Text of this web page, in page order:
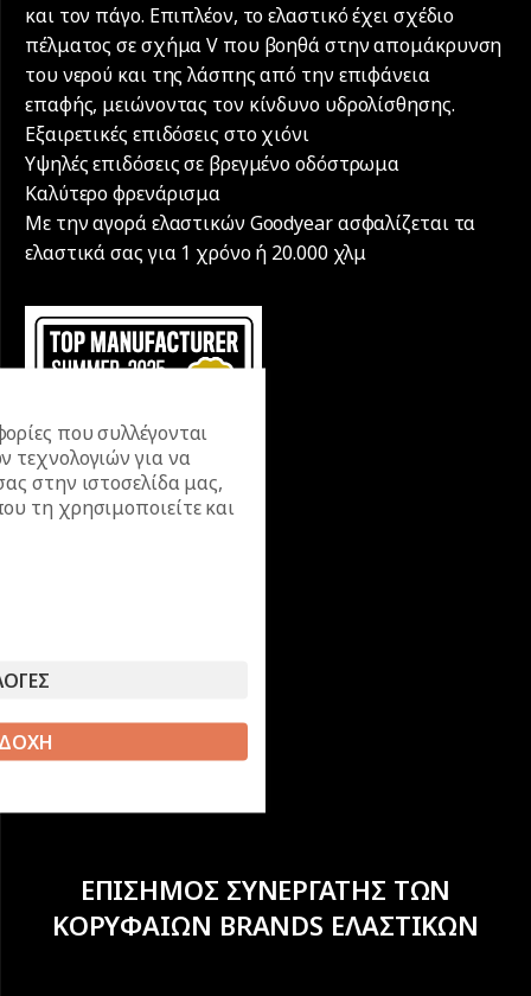
και τον πάγο. Επιπλέον, το ελαστικό έχει σχέδιο
πέλματος σε σχήμα V που βοηθά στην απομάκρυνση
του νερού και της λάσπης από την επιφάνεια
επαφής, μειώνοντας τον κίνδυνο υδρολίσθησης.
Εξαιρετικές επιδόσεις στο χιόνι
Υψηλές επιδόσεις σε βρεγμένο οδόστρωμα
Καλύτερο φρενάρισμα
Με την αγορά ελαστικών Goodyear ασφαλίζεται τα
ελαστικά σας για 1 χρόνο ή 20.000 χλμ
ΕΠΙΣΗΜΟΣ ΣΥΝΕΡΓΑΤΗΣ ΤΩΝ
ΚΟΡΥΦΑΙΩΝ BRANDS ΕΛΑΣΤΙΚΩΝ
που συλλέγονται
τεχνολογιών για να
στην ιστοσελίδα μας,
τη χρησιμοποιείτε και